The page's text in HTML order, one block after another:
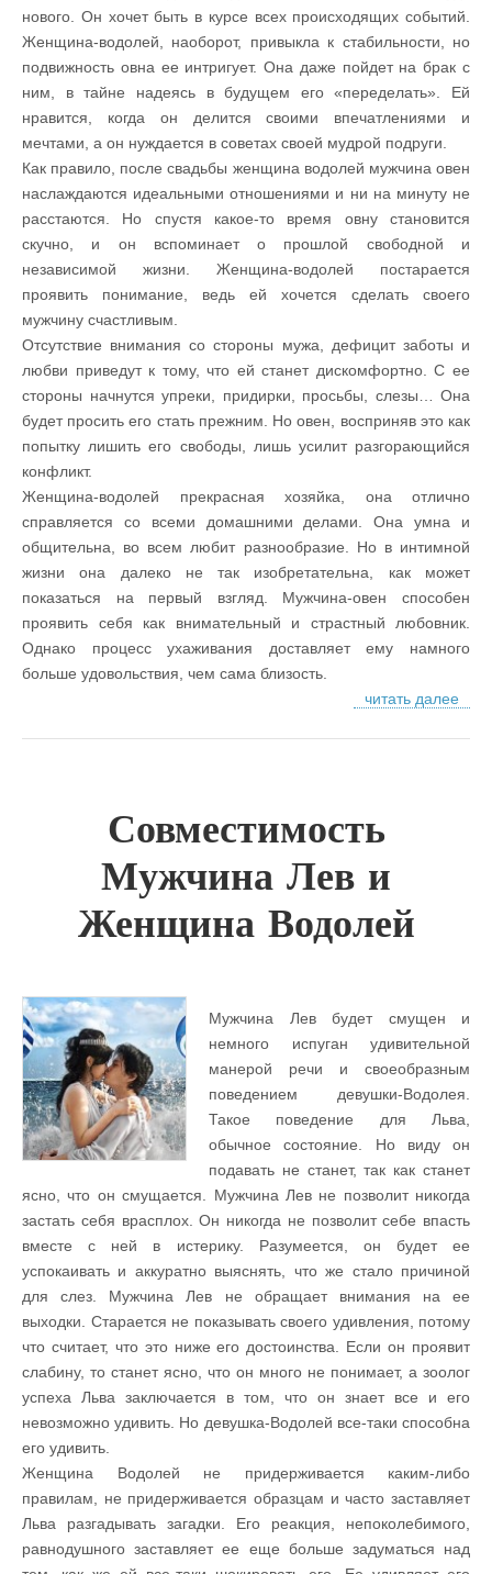
нового. Он хочет быть в курсе всех происходящих событий.
Женщина-водолей, наоборот, привыкла к стабильности, но
подвижность овна ее интригует. Она даже пойдет на брак с
ним, в тайне надеясь в будущем его «переделать». Ей
нравится, когда он делится своими впечатлениями и
мечтами, а он нуждается в советах своей мудрой подруги.
Как правило, после свадьбы женщина водолей мужчина овен
наслаждаются идеальными отношениями и ни на минуту не
расстаются. Но спустя какое-то время овну становится
скучно, и он вспоминает о прошлой свободной и
независимой жизни. Женщина-водолей постарается
проявить понимание, ведь ей хочется сделать своего
мужчину счастливым.
Отсутствие внимания со стороны мужа, дефицит заботы и
любви приведут к тому, что ей станет дискомфортно. С ее
стороны начнутся упреки, придирки, просьбы, слезы… Она
будет просить его стать прежним. Но овен, восприняв это как
попытку лишить его свободы, лишь усилит разгорающийся
конфликт.
Женщина-водолей прекрасная хозяйка, она отлично
справляется со всеми домашними делами. Она умна и
общительна, во всем любит разнообразие. Но в интимной
жизни она далеко не так изобретательна, как может
показаться на первый взгляд. Мужчина-овен способен
проявить себя как внимательный и страстный любовник.
Однако процесс ухаживания доставляет ему намного
больше удовольствия, чем сама близость.
читать далее
Совместимость
Мужчина Лев и
Женщина Водолей
Мужчина Лев будет смущен и
немного испуган удивительной
манерой речи и своеобразным
поведением девушки-Водолея.
Такое поведение для Льва,
обычное состояние. Но виду он
подавать не станет, так как станет
ясно, что он смущается. Мужчина Лев не позволит никогда
застать себя врасплох. Он никогда не позволит себе впасть
вместе с ней в истерику. Разумеется, он будет ее
успокаивать и аккуратно выяснять, что же стало причиной
для слез. Мужчина Лев не обращает внимания на ее
выходки. Старается не показывать своего удивления, потому
что считает, что это ниже его достоинства. Если он проявит
слабину, то станет ясно, что он много не понимает, а зоолог
успеха Льва заключается в том, что он знает все и его
невозможно удивить. Но девушка-Водолей все-таки способна
его удивить.
Женщина Водолей не придерживается каким-либо
правилам, не придерживается образцам и часто заставляет
Льва разгадывать загадки. Его реакция, непоколебимого,
равнодушного заставляет ее еще больше задуматься над